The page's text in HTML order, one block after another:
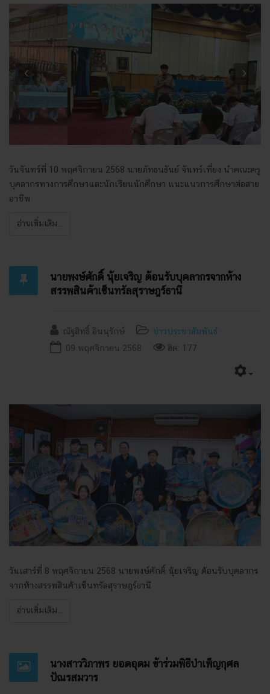
Previous Next
วันจันทร์ที่ 10 พฤศจิกายน 2568 นายภัทธนธันย์ จันทร์เที่ยง นำคณะครู
บุคลากรทางการศึกษาและนักเรียนนักศึกษา แนะแนวการศึกษาต่อสาย
อาชีพ
อ่านเพิ่มเติม...
นายพงษ์ศักดิ์ นุ้ยเจริญ ต้อนรับบุคลากรจากห้าง
สรรพสินค้าเซ็นทรัลสุราษฎร์ธานี
ณัฐสิทธิ์ อินนุรักษ์
ข่าวประชาสัมพันธ์
09 พฤศจิกายน 2568
ฮิต: 177
วันเสาร์ที่ 8 พฤศจิกายน 2568 นายพงษ์ศักดิ์ นุ้ยเจริญ ต้อนรับบุคลากร
จากห้างสรรพสินค้าเซ็นทรัลสุราษฎร์ธานี
อ่านเพิ่มเติม...
นางสาววิภาพร ยอดอุดม ข้าร่วมพิธีบำเพ็ญกุศล
ปัณรสมวาร